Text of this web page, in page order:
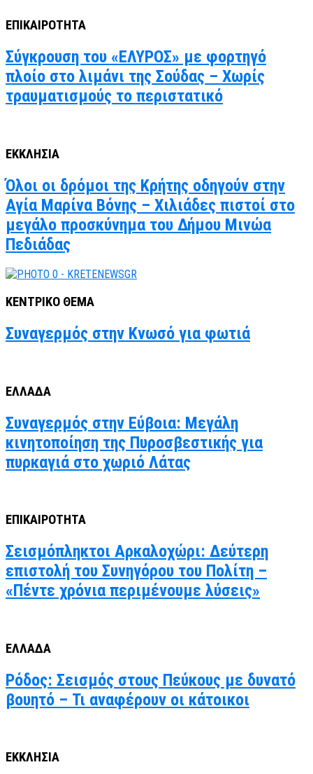
ΕΠΙΚΑΙΡΟΤΗΤΑ
Σύγκρουση του «ΕΛΥΡΟΣ» με φορτηγό
πλοίο στο λιμάνι της Σούδας – Χωρίς
τραυματισμούς το περιστατικό
ΕΚΚΛΗΣΙΑ
Όλοι οι δρόμοι της Κρήτης οδηγούν στην
Αγία Μαρίνα Βόνης – Χιλιάδες πιστοί στο
μεγάλο προσκύνημα του Δήμου Μινώα
Πεδιάδας
ΚΕΝΤΡΙΚΟ ΘΕΜΑ
Συναγερμός στην Κνωσό για φωτιά
ΕΛΛΑΔΑ
Συναγερμός στην Εύβοια: Μεγάλη
κινητοποίηση της Πυροσβεστικής για
πυρκαγιά στο χωριό Λάτας
ΕΠΙΚΑΙΡΟΤΗΤΑ
Σεισμόπληκτοι Αρκαλοχώρι: Δεύτερη
επιστολή του Συνηγόρου του Πολίτη –
«Πέντε χρόνια περιμένουμε λύσεις»
ΕΛΛΑΔΑ
Ρόδος: Σεισμός στους Πεύκους με δυνατό
βουητό – Τι αναφέρουν οι κάτοικοι
ΕΚΚΛΗΣΙΑ